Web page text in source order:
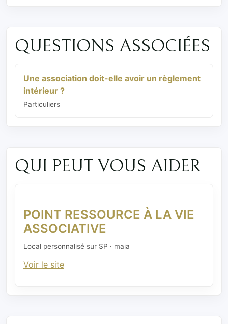
QUESTIONS ASSOCIÉES
Une association doit-elle avoir un règlement
intérieur ?
Particuliers
QUI PEUT VOUS AIDER
POINT RESSOURCE À LA VIE
ASSOCIATIVE
Local personnalisé sur SP · maia
Voir le site